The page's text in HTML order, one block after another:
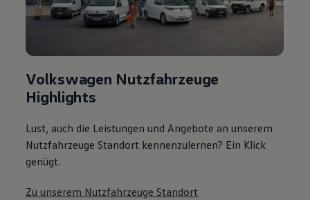
Volkswagen Nutzfahrzeuge
Highlights
Lust, auch die Leistungen und Angebote an unserem
Nutzfahrzeuge Standort kennenzulernen? Ein Klick
genügt.
Zu unserem Nutzfahrzeuge Standort